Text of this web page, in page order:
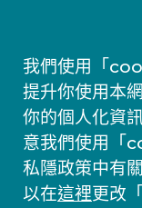
我們使用「
提升你使用本
你的個人化資
意我們使用「
私隱政策中有
以在這裡更改